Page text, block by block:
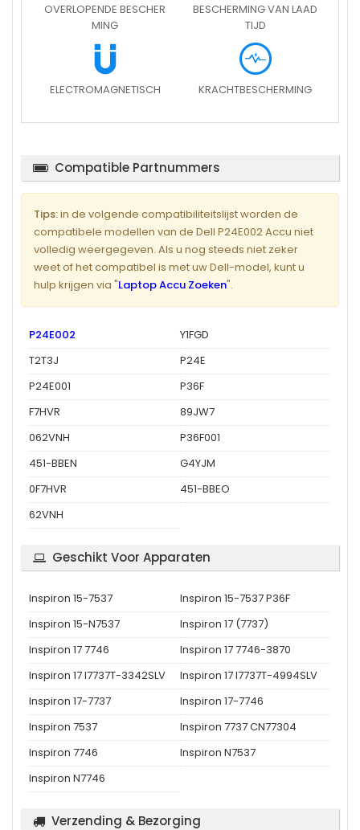
OVERLOPENDE BESCHER
MING
BESCHERMING VAN LAAD
TIJD
ELECTROMAGNETISCH KRACHTBESCHERMING
Compatible Partnummers
Tips:in de volgende compatibiliteitslijst worden de
compatibele modellen van de Dell P24E002 Accu niet
volledig weergegeven. Als u nog steeds niet zeker
weet of het compatibel is met uw Dell-model, kunt u
hulp krijgen via "Laptop Accu Zoeken".
P24E002
Y1FGD
T2T3J
P24E
P24E001
P36F
F7HVR
89JW7
062VNH
P36F001
451-BBEN
G4YJM
0F7HVR
451-BBEO
62VNH
Geschikt Voor Apparaten
Inspiron 15-7537
Inspiron 15-7537 P36F
Inspiron 15-N7537
Inspiron 17 (7737)
Inspiron 17 7746
Inspiron 17 7746-3870
Inspiron 17 I7737T-3342SLV
Inspiron 17 I7737T-4994SLV
Inspiron 17-7737
Inspiron 17-7746
Inspiron 7537
Inspiron 7737 CN77304
Inspiron 7746
Inspiron N7537
Inspiron N7746
Verzending & Bezorging